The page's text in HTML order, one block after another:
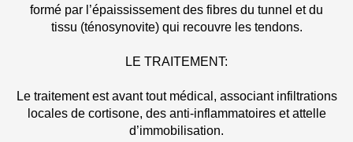
formé par l’épaississement des fibres du tunnel et du
tissu (ténosynovite) qui recouvre les tendons.
LE TRAITEMENT:
Le traitement est avant tout médical, associant infiltrations
locales de cortisone, des anti-inflammatoires et attelle
d’immobilisation.